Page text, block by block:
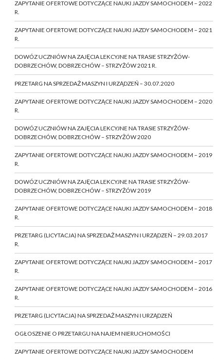
ZAPYTANIE OFERTOWE DOTYCZĄCE NAUKI JAZDY SAMOCHODEM – 2022
R.
ZAPYTANIE OFERTOWE DOTYCZĄCE NAUKI JAZDY SAMOCHODEM – 2021
R.
DOWÓZ UCZNIÓW NA ZAJĘCIA LEKCYJNE NA TRASIE STRZYŻÓW-
DOBRZECHÓW, DOBRZECHÓW – STRZYŻÓW 2021 R.
PRZETARG NA SPRZEDAŻ MASZYN I URZĄDZEŃ – 30.07.2020
ZAPYTANIE OFERTOWE DOTYCZĄCE NAUKI JAZDY SAMOCHODEM – 2020
R.
DOWÓZ UCZNIÓW NA ZAJĘCIA LEKCYJNE NA TRASIE STRZYŻÓW-
DOBRZECHÓW, DOBRZECHÓW – STRZYŻÓW 2020
ZAPYTANIE OFERTOWE DOTYCZĄCE NAUKI JAZDY SAMOCHODEM – 2019
R.
DOWÓZ UCZNIÓW NA ZAJĘCIA LEKCYJNE NA TRASIE STRZYŻÓW-
DOBRZECHÓW, DOBRZECHÓW – STRZYŻÓW 2019
ZAPYTANIE OFERTOWE DOTYCZĄCE NAUKI JAZDY SAMOCHODEM – 2018
R.
PRZETARG (LICYTACJA) NA SPRZEDAŻ MASZYN I URZĄDZEŃ – 29.03.2017
R.
ZAPYTANIE OFERTOWE DOTYCZĄCE NAUKI JAZDY SAMOCHODEM – 2017
R.
ZAPYTANIE OFERTOWE DOTYCZĄCE NAUKI JAZDY SAMOCHODEM – 2016
R.
PRZETARG (LICYTACJA) NA SPRZEDAŻ MASZYN I URZĄDZEŃ
OGŁOSZENIE O PRZETARGU NA NAJEM NIERUCHOMOŚCI
ZAPYTANIE OFERTOWE DOTYCZĄCE NAUKI JAZDY SAMOCHODEM